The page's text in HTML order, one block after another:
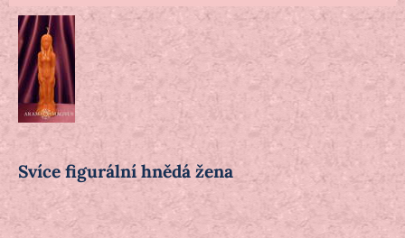
Svíce figurální hnědá žena